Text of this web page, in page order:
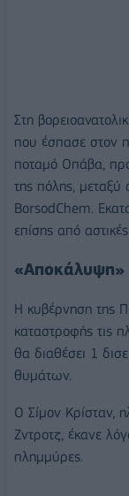
Στη
που έσπασε στον
ποταμό Οπάβα,
της πόλης, μεταξύ
BorsodChem.
επίσης από
«Αποκάλυψη»
Η κυβέρνηση της
καταστροφής τις
θα διαθέσει 1
θυμάτων.
Ο Σίμον Κρίσταν,
Ζντροτζ, έκανε
πλημμύρες.